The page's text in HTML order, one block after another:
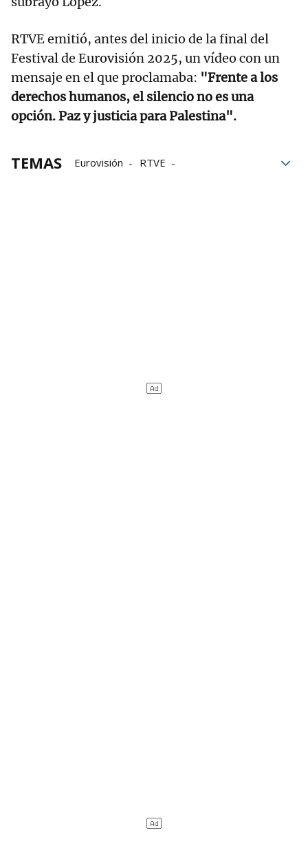
RTVE emitió, antes del inicio de la final del
Festival de Eurovisión 2025, un vídeo con un
mensaje en el que proclamaba: "Frente a los
derechos humanos, el silencio no es una
opción. Paz y justicia para Palestina".
TEMAS Eurovisión
RTVE